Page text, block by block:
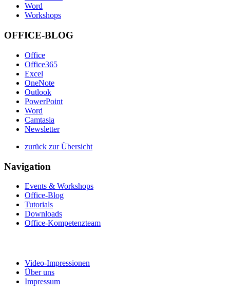
Word
Workshops
OFFICE-BLOG
Office
Office365
Excel
OneNote
Outlook
PowerPoint
Word
Camtasia
Newsletter
zurück zur Übersicht
Navigation
Events & Workshops
Office-Blog
Tutorials
Downloads
Office-Kompetenzteam
Video-Impressionen
Über uns
Impressum